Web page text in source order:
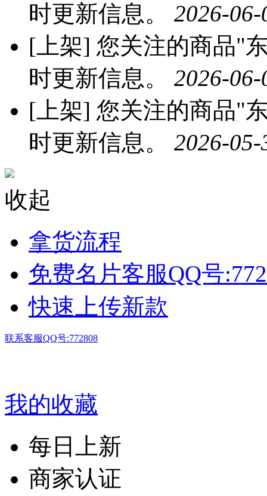
时更新信息。 2026-
[上架] 您关注的商品"
时更新信息。 2026-
[上架] 您关注的商品"
时更新信息。 2026-
收起
拿货流程
免费名片客服QQ号
快速上传新款
联系客服QQ号:772808
我的收藏
每日上新
商家认证